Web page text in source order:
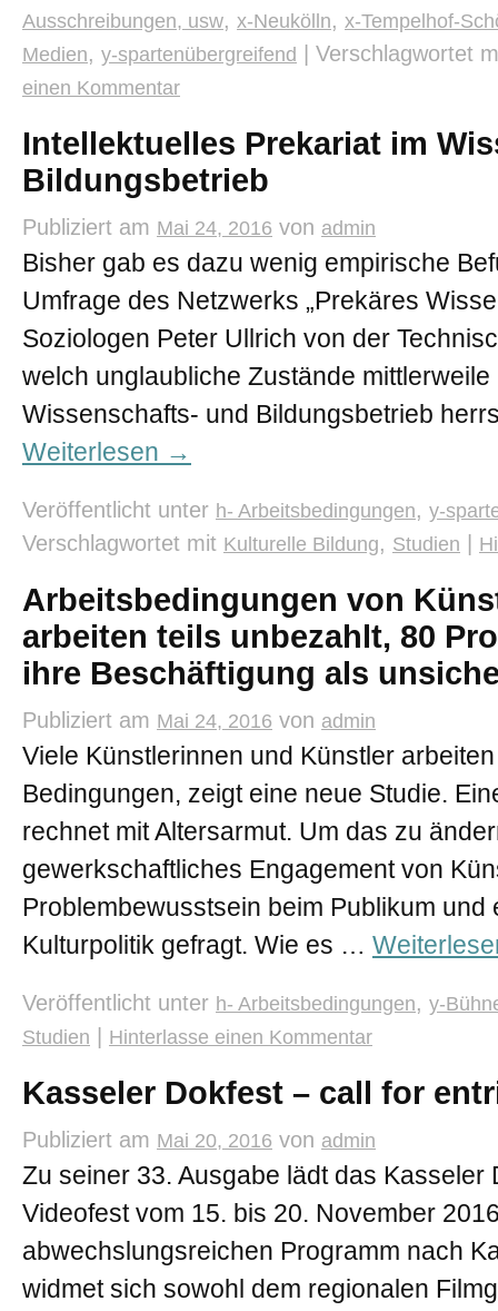
Ausschreibungen, usw, x-Neukölln, x-Tempelhof-
Medien, y-spartenübergreifend Verschlagwortet
einen Kommentar
Intellektuelles Prekariat im
Bildungsbetrieb
Publiziert am Mai 24, 2016 von admin
Bisher gab es dazu wenig empirische
Umfrage des Netzwerks „Prekäres
Soziologen Peter Ullrich von der
welch unglaubliche Zustände
Wissenschafts- und Bildungsbetrieb
Weiterlesen →
Veröffentlicht unter h- Arbeitsbedingungen, y-
Verschlagwortet mit Kulturelle Bildung, Studien
Arbeitsbedingungen von
arbeiten teils unbezahlt, 80
ihre Beschäftigung als
Publiziert am Mai 24, 2016 von admin
Viele Künstlerinnen und Künstler
Bedingungen, zeigt eine neue Studie.
rechnet mit Altersarmut. Um das zu
gewerkschaftliches Engagement von
Problembewusstsein beim Publikum und
Kulturpolitik gefragt. Wie es …
Veröffentlicht unter h- Arbeitsbedingungen, y-
Studien
Hinterlasse einen Kommentar
Kasseler Dokfest – call for
Publiziert am Mai 20, 2016 von admin
Zu seiner 33. Ausgabe lädt das Kasseler
Videofest vom 15. bis 20. November
abwechslungsreichen Programm nach
widmet sich sowohl dem regionalen